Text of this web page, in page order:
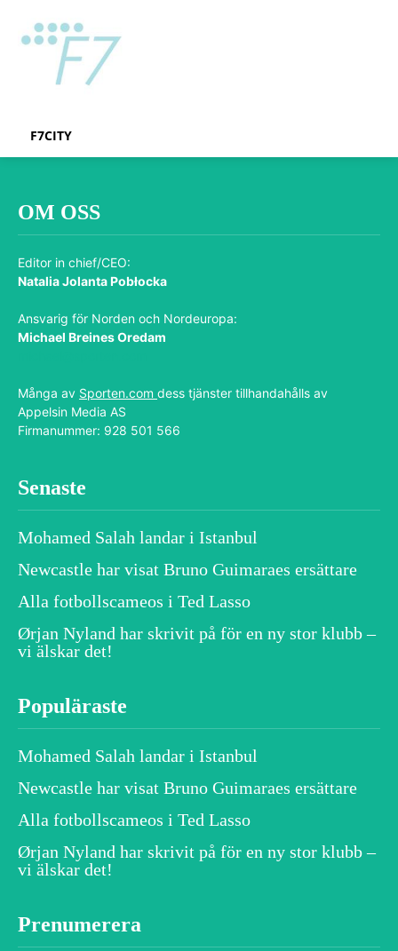
F7CITY
OM OSS
Editor in chief/CEO:
Natalia Jolanta Pobłocka
Ansvarig för Norden och Nordeuropa:
Michael Breines Oredam
Många av Sporten.com dess tjänster tillhandahålls av
Appelsin Media AS
Firmanummer: 928 501 566
Senaste
Mohamed Salah landar i Istanbul
Newcastle har visat Bruno Guimaraes ersättare
Alla fotbollscameos i Ted Lasso
Ørjan Nyland har skrivit på för en ny stor klubb –
vi älskar det!
Populäraste
Mohamed Salah landar i Istanbul
Newcastle har visat Bruno Guimaraes ersättare
Alla fotbollscameos i Ted Lasso
Ørjan Nyland har skrivit på för en ny stor klubb –
vi älskar det!
Prenumerera